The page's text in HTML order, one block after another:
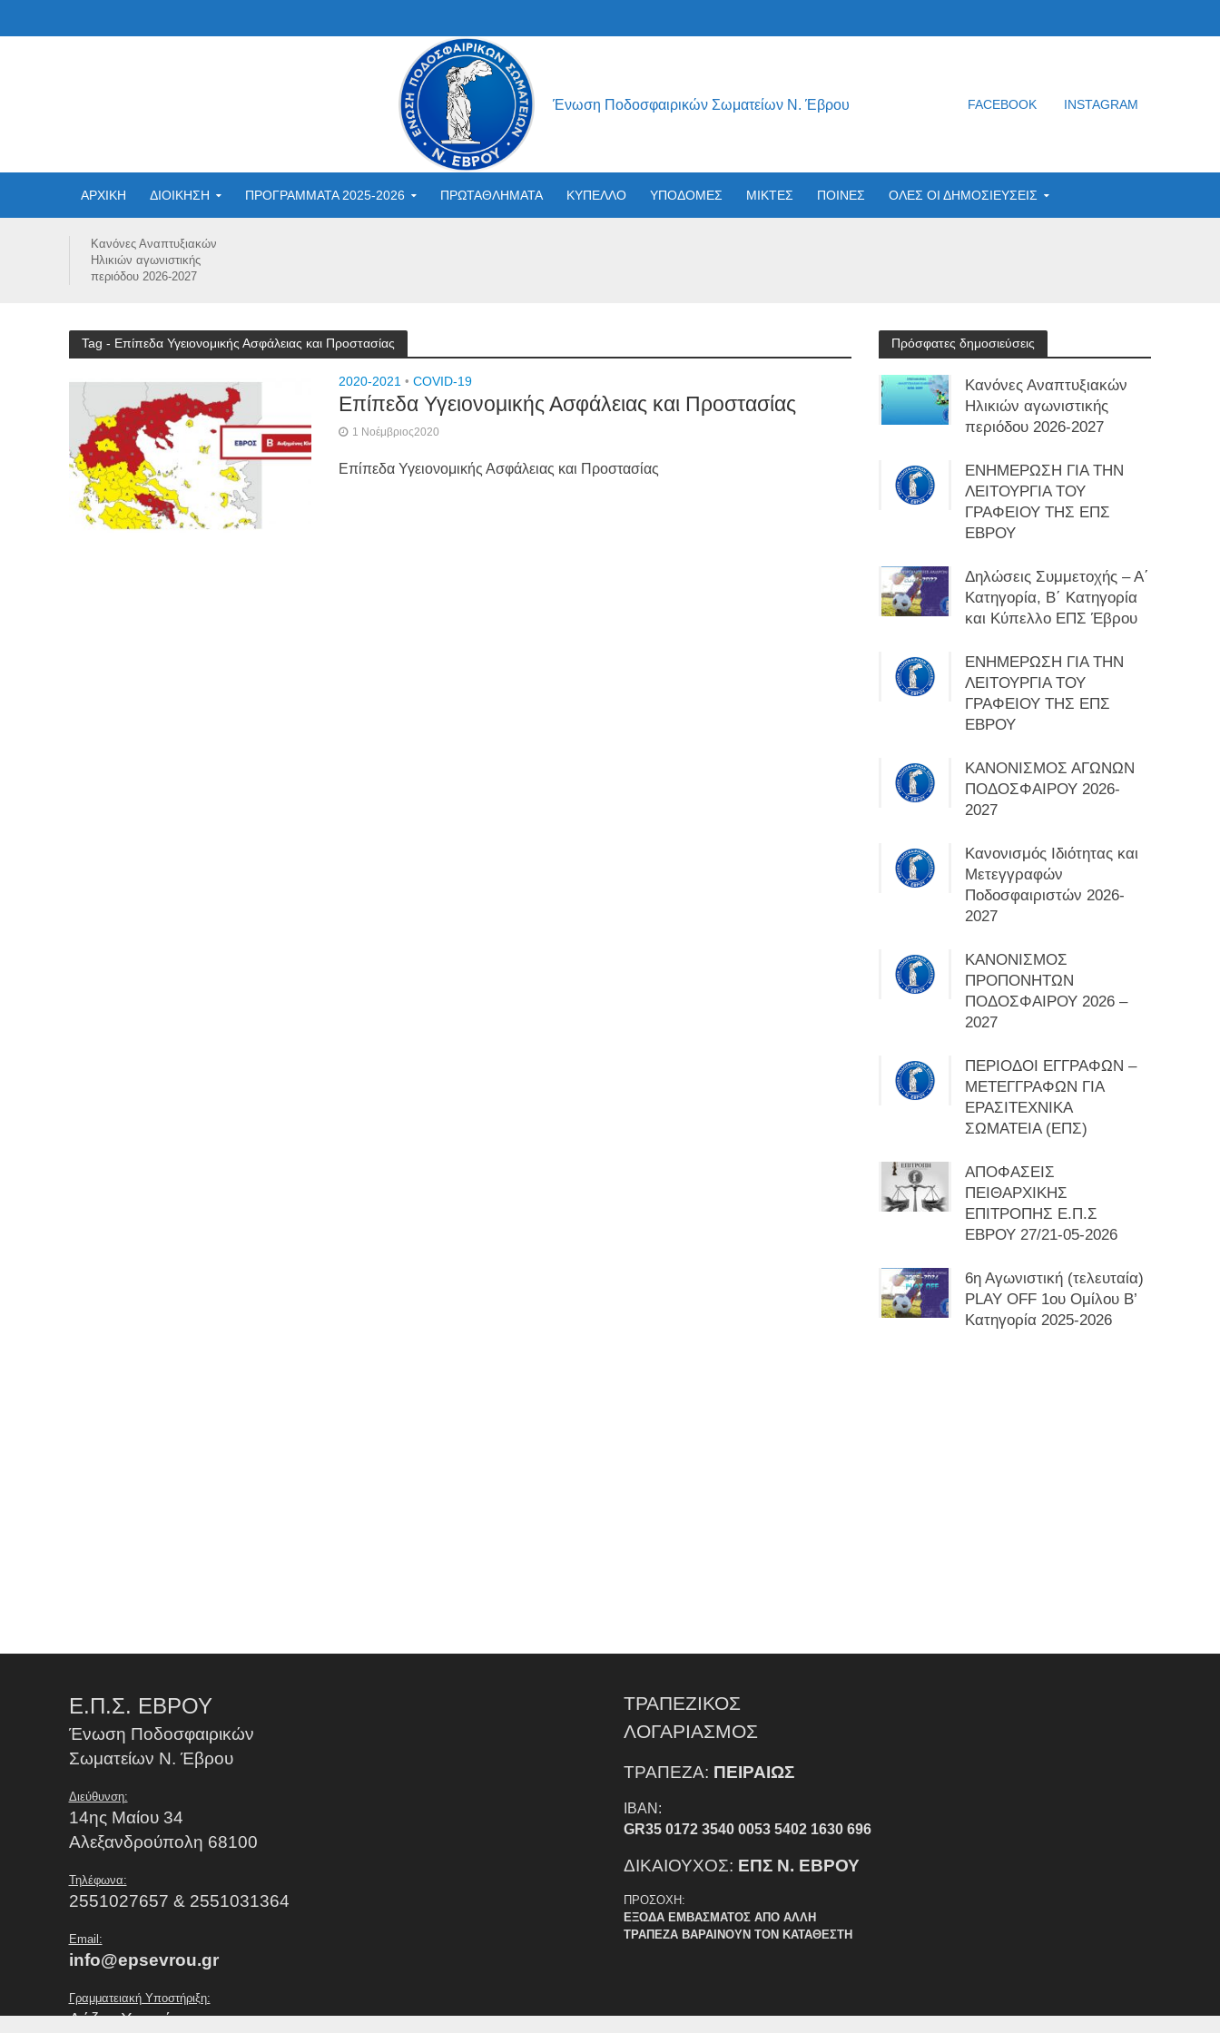
Ένωση Ποδοσφαιρικών Σωματείων Ν. Έβρου FACEBOOK INSTAGRAM
ΑΡΧΙΚΗ ΔΙΟΙΚΗΣΗ ΠΡΟΓΡΑΜΜΑΤΑ 2025-2026 ΠΡΩΤΑΘΛΗΜΑΤΑ ΚΥΠΕΛΛΟ ΥΠΟΔΟΜΕΣ ΜΙΚΤΕΣ ΠΟΙΝΕΣ ΟΛΕΣ ΟΙ ΔΗΜΟΣΙΕΥΣΕΙΣ
Κανόνες Αναπτυξιακών
Ηλικιών αγωνιστικής
περιόδου 2026-2027
Tag - Επίπεδα Υγειονομικής Ασφάλειας και Προστασίας
2020-2021 • COVID-19
Επίπεδα Υγειονομικής Ασφάλειας και Προστασίας
1 Νοέμβριος2020
Επίπεδα Υγειονομικής Ασφάλειας και Προστασίας
Πρόσφατες δημοσιεύσεις
Κανόνες Αναπτυξιακών
Ηλικιών αγωνιστικής
περιόδου 2026-2027
ΕΝΗΜΕΡΩΣΗ ΓΙΑ ΤΗΝ
ΛΕΙΤΟΥΡΓΙΑ ΤΟΥ
ΓΡΑΦΕΙΟΥ ΤΗΣ ΕΠΣ
ΕΒΡΟΥ
Δηλώσεις Συμμετοχής – Α΄
Κατηγορία, Β΄ Κατηγορία
και Κύπελλο ΕΠΣ Έβρου
ΕΝΗΜΕΡΩΣΗ ΓΙΑ ΤΗΝ
ΛΕΙΤΟΥΡΓΙΑ ΤΟΥ
ΓΡΑΦΕΙΟΥ ΤΗΣ ΕΠΣ
ΕΒΡΟΥ
ΚΑΝΟΝΙΣΜΟΣ ΑΓΩΝΩΝ
ΠΟΔΟΣΦΑΙΡΟΥ 2026-
2027
Κανονισμός Ιδιότητας και
Μετεγγραφών
Ποδοσφαιριστών 2026-
2027
ΚΑΝΟΝΙΣΜΟΣ
ΠΡΟΠΟΝΗΤΩΝ
ΠΟΔΟΣΦΑΙΡΟΥ 2026 –
2027
ΠΕΡΙΟΔΟΙ ΕΓΓΡΑΦΩΝ –
ΜΕΤΕΓΓΡΑΦΩΝ ΓΙΑ
ΕΡΑΣΙΤΕΧΝΙΚΑ
ΣΩΜΑΤΕΙΑ (ΕΠΣ)
ΑΠΟΦΑΣΕΙΣ
ΠΕΙΘΑΡΧΙΚΗΣ
ΕΠΙΤΡΟΠΗΣ Ε.Π.Σ
ΕΒΡΟΥ 27/21-05-2026
6η Αγωνιστική (τελευταία)
PLAY OFF 1ου Ομίλου Β’
Κατηγορία 2025-2026
Ε.Π.Σ. ΕΒΡΟΥ
Ένωση Ποδοσφαιρικών
Σωματείων Ν. Έβρου
Διεύθυνση:
14ης Μαίου 34
Αλεξανδρούπολη 68100
Τηλέφωνα:
2551027657 & 2551031364
Email:
info@epsevrou.gr
Γραμματειακή Υποστήριξη:
Λάζου Χρυσή
ΤΡΑΠΕΖΙΚΟΣ
ΛΟΓΑΡΙΑΣΜΟΣ
ΤΡΑΠΕΖΑ: ΠΕΙΡΑΙΩΣ
IBAN:
GR35 0172 3540 0053 5402 1630 696
ΔΙΚΑΙΟΥΧΟΣ: ΕΠΣ Ν. ΕΒΡΟΥ
ΠΡΟΣΟΧΗ:
ΕΞΟΔΑ ΕΜΒΑΣΜΑΤΟΣ ΑΠΟ ΑΛΛΗ
ΤΡΑΠΕΖΑ ΒΑΡΑΙΝΟΥΝ ΤΟΝ ΚΑΤΑΘΕΣΤΗ